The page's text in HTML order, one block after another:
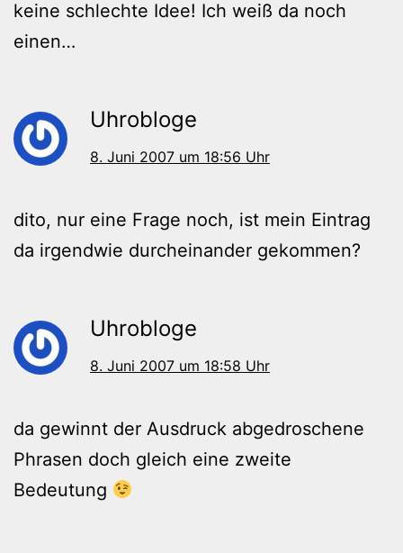
keine schlechte Idee! Ich weiß da noch
einen…
Uhrobloge
8. Juni 2007 um 18:56 Uhr
dito, nur eine Frage noch, ist mein Eintrag
da irgendwie durcheinander gekommen?
Uhrobloge
8. Juni 2007 um 18:58 Uhr
da gewinnt der Ausdruck abgedroschene
Phrasen doch gleich eine zweite
Bedeutung